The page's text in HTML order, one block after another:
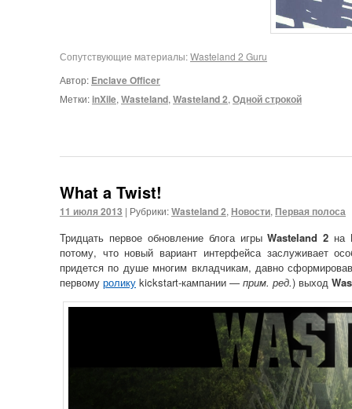
Сопутствующие материалы:Wasteland 2 Guru
Автор: Enclave Officer
Метки:inXile, Wasteland, Wasteland 2, Одной строкой
What a Twist!
11 июля 2013 | Рубрики:Wasteland 2, Новости, Первая полоса
Тридцать первое обновление блога игрыWasteland 2 на
потому, что новый вариант интерфейса заслуживает
придется по душе многим вкладчикам, давно
первому ролику kickstart-кампании — прим. ред.) выход